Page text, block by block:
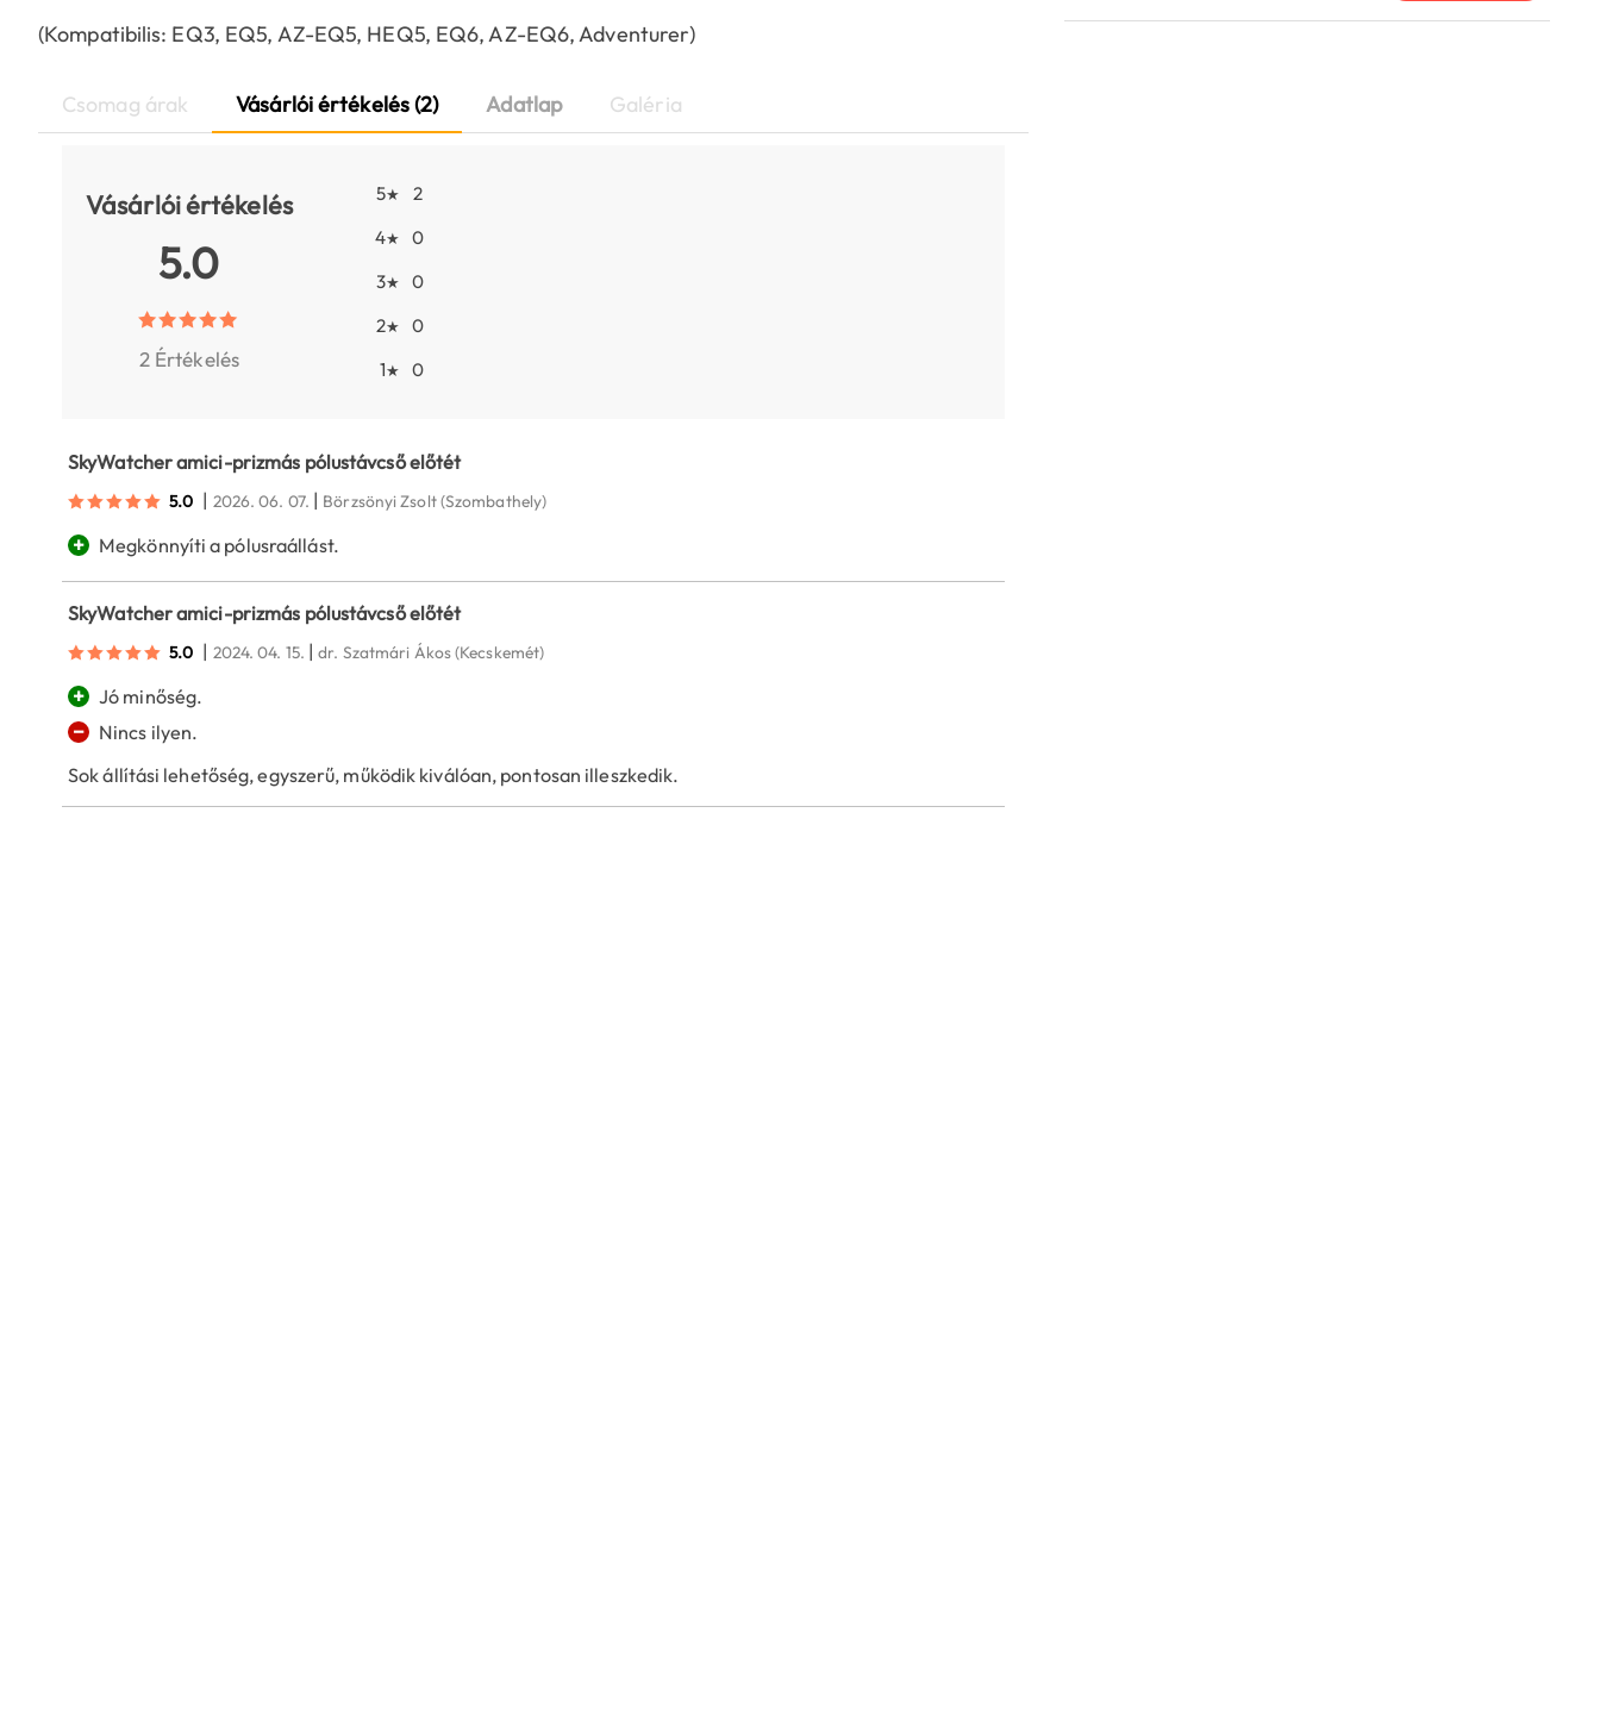
(Kompatibilis: EQ3, EQ5, AZ-EQ5, HEQ5, EQ6, AZ-EQ6, Adventurer)
Csomag árak Vásárlói értékelés (2) Adatlap Galéria
Vásárlói értékelés
5.0
2 Értékelés
5★
2
4★
0
3★
0
2★
0
1★ 0
SkyWatcher amici-prizmás pólustávcső előtét
5.0 | 2026. 06. 07. | Börzsönyi Zsolt(Szombathely)
+ Megkönnyíti a pólusraállást.
SkyWatcher amici-prizmás pólustávcső előtét
5.0 | 2024. 04. 15. |dr. Szatmári Ákos(Kecskemét)
+ Jó minőség.
−
Nincs ilyen.
Sok állítási lehetőség, egyszerű, működik kiválóan, pontosan illeszkedik.